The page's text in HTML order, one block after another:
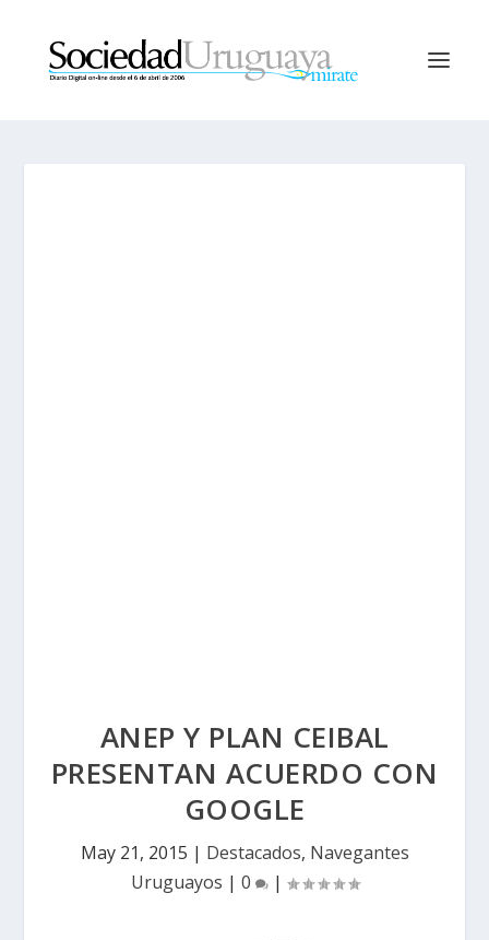
ANEP Y PLAN CEIBAL
PRESENTAN ACUERDO CON
GOOGLE
May 21, 2015 | Destacados, Navegantes
Uruguayos | 0 |